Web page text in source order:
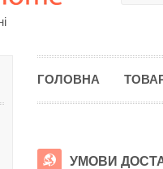
ГОЛОВНА
УМОВИ